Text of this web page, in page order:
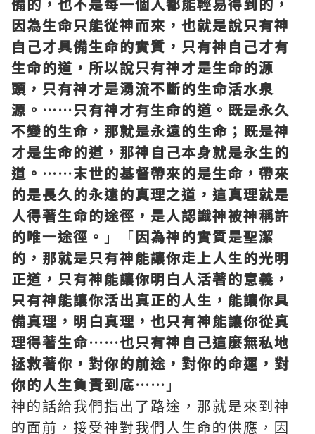
因為生命只能從神而來，也就是說只有神
自己才具備生命的實質，只有神自己才有
生命的道，所以說只有神才是生命的源
頭，只有神才是湧流不斷的生命活水泉
源。……只有神才有生命的道。既是永久
不變的生命，那就是永遠的生命；既是神
才是生命的道，那神自己本身就是永生的
道。……末世的基督帶來的是生命，帶來
的是長久的永遠的真理之道，這真理就是
人得著生命的途徑，是人認識神被神稱許
的唯一途徑。 」「因為神的實質是聖潔
的，那就是只有神能讓你走上人生的光明
正道，只有神能讓你明白人活著的意義，
只有神能讓你活出真正的人生，能讓你具
備真理，明白真理，也只有神能讓你從真
理得著生命……也只有神自己這麼無私地
拯救著你，對你的前途，對你的命運，對
你的人生負責到底…… 」
神的話給我們指出了路途，那就是來到神
的面前，接受神對我們人生命的供應，因